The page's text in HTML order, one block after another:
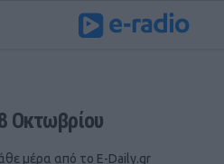
Οκτωβρίου
μέρα από το E-Daily.gr